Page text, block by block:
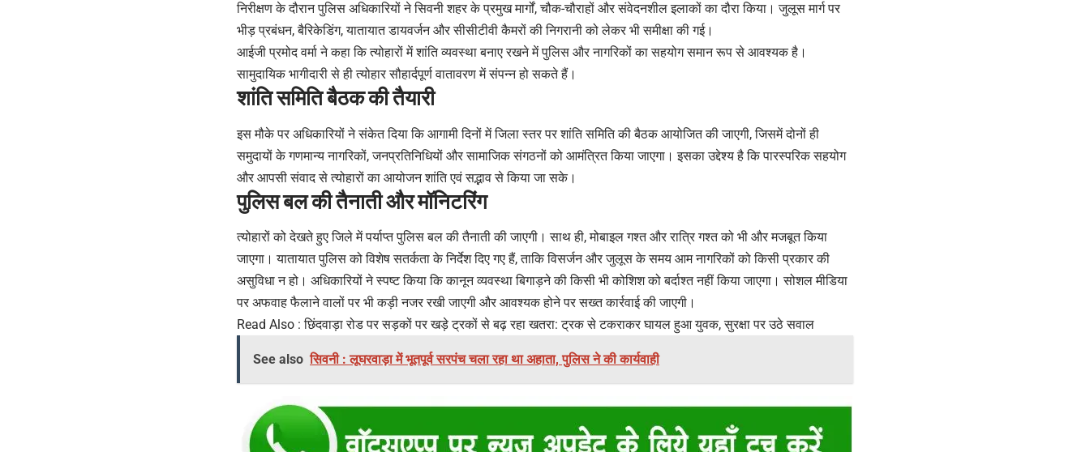
निरीक्षण के दौरान पुलिस अधिकारियों ने सिवनी शहर के प्रमुख मार्गों, चौक-चौराहों और संवेदनशील इलाकों का दौरा किया। जुलूस मार्ग पर
भीड़ प्रबंधन, बैरिकेडिंग, यातायात डायवर्जन और सीसीटीवी कैमरों की निगरानी को लेकर भी समीक्षा की गई।
आईजी प्रमोद वर्मा ने कहा कि त्योहारों में शांति व्यवस्था बनाए रखने में पुलिस और नागरिकों का सहयोग समान रूप से आवश्यक है।
सामुदायिक भागीदारी से ही त्योहार सौहार्दपूर्ण वातावरण में संपन्न हो सकते हैं।
शांति समिति बैठक की तैयारी
इस मौके पर अधिकारियों ने संकेत दिया कि आगामी दिनों में जिला स्तर पर शांति समिति की बैठक आयोजित की जाएगी, जिसमें दोनों ही
समुदायों के गणमान्य नागरिकों, जनप्रतिनिधियों और सामाजिक संगठनों को आमंत्रित किया जाएगा। इसका उद्देश्य है कि पारस्परिक सहयोग
और आपसी संवाद से त्योहारों का आयोजन शांति एवं सद्भाव से किया जा सके।
पुलिस बल की तैनाती और मॉनिटरिंग
त्योहारों को देखते हुए जिले में पर्याप्त पुलिस बल की तैनाती की जाएगी। साथ ही, मोबाइल गश्त और रात्रि गश्त को भी और मजबूत किया
जाएगा। यातायात पुलिस को विशेष सतर्कता के निर्देश दिए गए हैं, ताकि विसर्जन और जुलूस के समय आम नागरिकों को किसी प्रकार की
असुविधा न हो। अधिकारियों ने स्पष्ट किया कि कानून व्यवस्था बिगाड़ने की किसी भी कोशिश को बर्दाश्त नहीं किया जाएगा। सोशल मीडिया
पर अफवाह फैलाने वालों पर भी कड़ी नजर रखी जाएगी और आवश्यक होने पर सख्त कार्रवाई की जाएगी।
Read Also :छिंदवाड़ा रोड पर सड़कों पर खड़े ट्रकों से बढ़ रहा खतरा: ट्रक से टकराकर घायल हुआ युवक, सुरक्षा पर उठे सवाल
See also सिवनी : लूघरवाड़ा में भूतपूर्व सरपंच चला रहा था अहाता, पुलिस ने की कार्यवाही